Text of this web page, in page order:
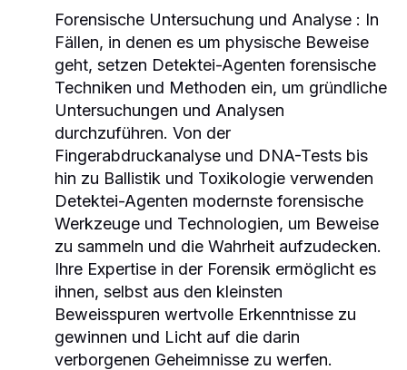
Forensische Untersuchung und Analyse : In
Fällen, in denen es um physische Beweise
geht, setzen Detektei-Agenten forensische
Techniken und Methoden ein, um gründliche
Untersuchungen und Analysen
durchzuführen. Von der
Fingerabdruckanalyse und DNA-Tests bis
hin zu Ballistik und Toxikologie verwenden
Detektei-Agenten modernste forensische
Werkzeuge und Technologien, um Beweise
zu sammeln und die Wahrheit aufzudecken.
Ihre Expertise in der Forensik ermöglicht es
ihnen, selbst aus den kleinsten
Beweisspuren wertvolle Erkenntnisse zu
gewinnen und Licht auf die darin
verborgenen Geheimnisse zu werfen.